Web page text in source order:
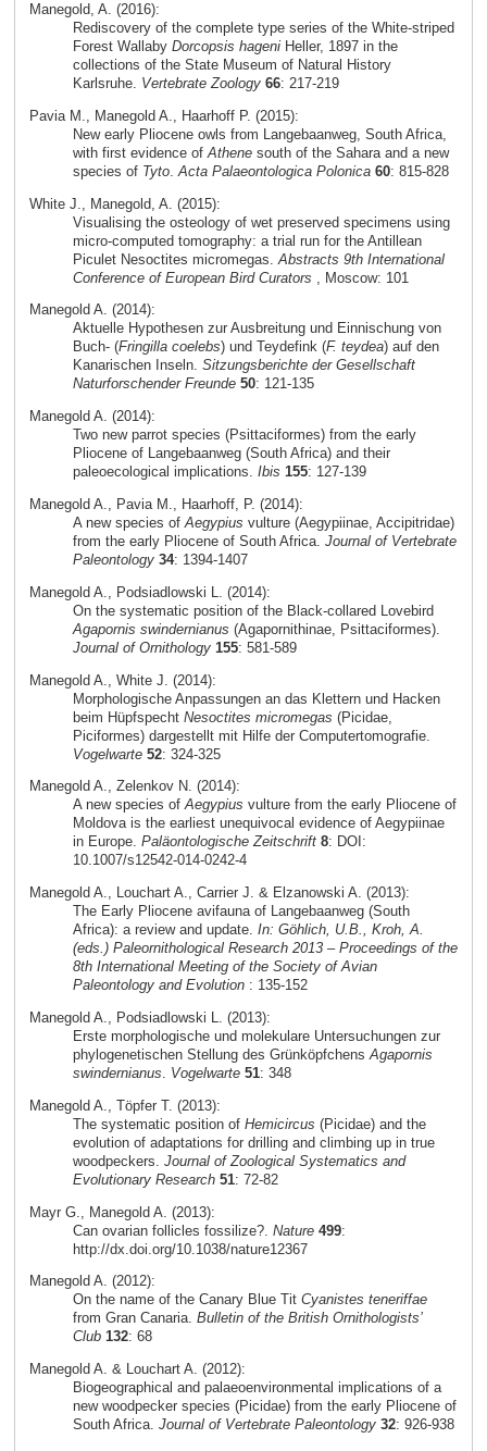
Manegold, A. (2016):
Rediscovery of the complete type series of the White-striped
Forest Wallaby Dorcopsis hageniHeller, 1897 in the
collections of the State Museum of Natural History
Karlsruhe. Vertebrate Zoology 66: 217-219
Pavia M., Manegold A., Haarhoff P. (2015):
New early Pliocene owls from Langebaanweg, South Africa,
with first evidence of Athenesouth of the Sahara and a new
species of Tyto. Acta Palaeontologica Polonica 60: 815-828
White J., Manegold, A. (2015):
Visualising the osteology of wet preserved specimens using
micro-computed tomography: a trial run for the Antillean
Piculet Nesoctites micromegas. Abstracts 9th International
Conference of European Bird Curators , Moscow: 101
Manegold A. (2014):
Aktuelle Hypothesen zur Ausbreitung und Einnischung von
Buch- (Fringilla coelebs) und Teydefink (F. teydea) auf den
Kanarischen Inseln. Sitzungsberichte der Gesellschaft
Naturforschender Freunde 50: 121-135
Manegold A. (2014):
Two new parrot species (Psittaciformes) from the early
Pliocene of Langebaanweg (South Africa) and their
paleoecological implications. Ibis 155: 127-139
Manegold A., Pavia M., Haarhoff, P. (2014):
A new species ofAegypius vulture (Aegypiinae, Accipitridae)
from the early Pliocene of South Africa. Journal of Vertebrate
Paleontology 34: 1394-1407
Manegold A., Podsiadlowski L. (2014):
On the systematic position of the Black-collared Lovebird
Agapornis swindernianus (Agapornithinae, Psittaciformes).
Journal of Ornithology 155: 581-589
Manegold A., White J. (2014):
Morphologische Anpassungen an das Klettern und Hacken
beim Hüpfspecht Nesoctites micromegas (Picidae,
Piciformes) dargestellt mit Hilfe der Computertomografie.
Vogelwarte 52: 324-325
Manegold A., Zelenkov N. (2014):
A new species ofAegypius vulture from the early Pliocene of
Moldova is the earliest unequivocal evidence of Aegypiinae
in Europe. Paläontologische Zeitschrift 8: DOI:
10.1007/s12542-014-0242-4
Manegold A., Louchart A., Carrier J. & Elzanowski A. (2013):
The Early Pliocene avifauna of Langebaanweg (South
Africa): a review and update. In: Göhlich, U.B., Kroh, A.
(eds.) Paleornithological Research 2013 – Proceedings of the
8th International Meeting of the Society of Avian
Paleontology and Evolution: 135-152
Manegold A., Podsiadlowski L. (2013):
Erste morphologische und molekulare Untersuchungen zur
phylogenetischen Stellung des GrünköpfchensAgapornis
swindernianus. Vogelwarte 51: 348
Manegold A., Töpfer T. (2013):
The systematic position of Hemicircus (Picidae) and the
evolution of adaptations for drilling and climbing up in true
woodpeckers. Journal of Zoological Systematics and
Evolutionary Research 51: 72-82
Mayr G., Manegold A. (2013):
Can ovarian follicles fossilize?. Nature 499:
http://dx.doi.org/10.1038/nature12367
Manegold A. (2012):
On the name of the Canary Blue Tit Cyanistes teneriffae
from Gran Canaria. Bulletin of the British Ornithologists’
Club 132: 68
Manegold A. & Louchart A. (2012):
Biogeographical and palaeoenvironmental implications of a
new woodpecker species (Picidae) from the early Pliocene of
South Africa. Journal of Vertebrate Paleontology 32: 926-938